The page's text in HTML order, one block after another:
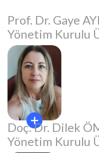
Prof. Dr. Gaye
Yönetim Kurulu
Doç. Dr. Dilek
Yönetim Kurulu